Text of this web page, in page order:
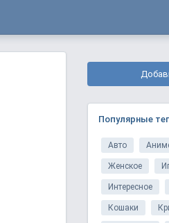
Популярные
Авто
Женское
Интересное
Кошаки